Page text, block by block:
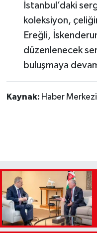
İstanbul’daki
koleksiyon,
Ereğli,
düzenlenecek
buluşmaya
Kaynak: Haber Merkezi